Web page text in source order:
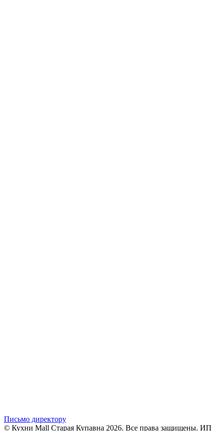
Письмо директору
© Кухни Mall Старая Купавна 2026. Все права защищены. ИП